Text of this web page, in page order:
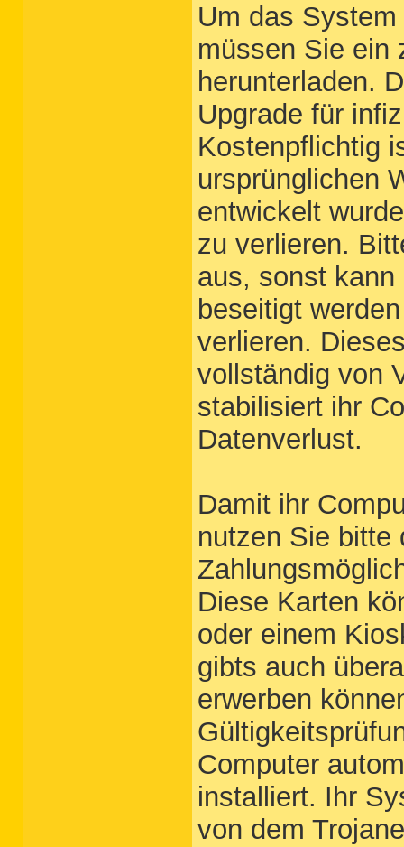
Um das
müssen Sie ein
herunterladen.
Upgrade für
Kostenpflichtig
ursprünglichen
entwickelt
zu verlieren.
aus, sonst
beseitigt
verlieren.
vollständig von
stabilisiert ihr
Datenverlust.
Damit ihr
nutzen Sie bitte
Diese Karten
oder einem
gibts auch
erwerben
Computer
installiert. Ihr
von dem